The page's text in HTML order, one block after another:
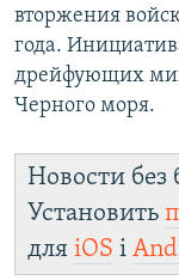
вторжения
года.
дрейфующих
Черного моря.
Новости без
Установить
для iOS і